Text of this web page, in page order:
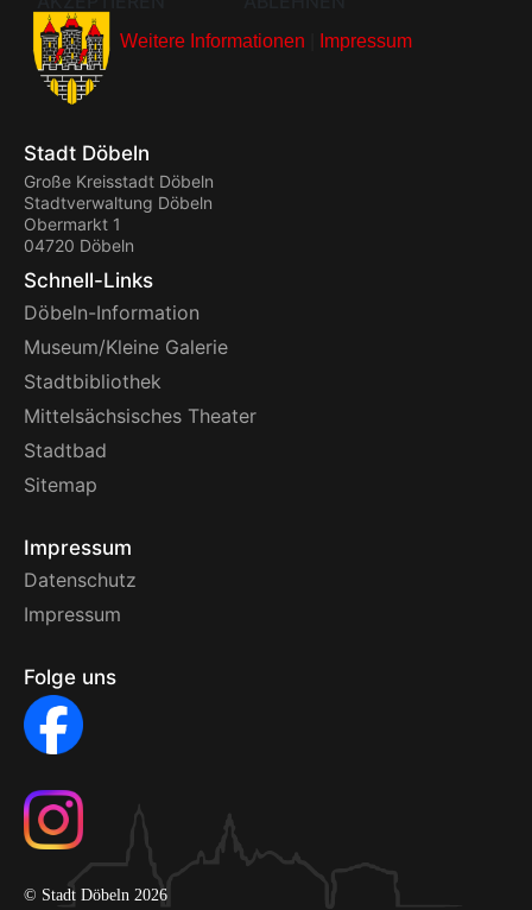
Stadt Döbeln
Große Kreisstadt Döbeln
Stadtverwaltung Döbeln
Obermarkt 1
04720 Döbeln
Schnell-Links
Döbeln-Information
Museum/Kleine Galerie
Stadtbibliothek
Mittelsächsisches Theater
Stadtbad
Sitemap
Impressum
Datenschutz
Impressum
Folge uns
© Stadt Döbeln 2026
Weitere Informationen Impressum